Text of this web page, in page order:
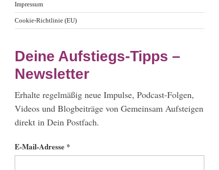
Impressum
Cookie-Richtlinie (EU)
Deine Aufstiegs-Tipps –
Newsletter
Erhalte regelmäßig neue Impulse, Podcast-Folgen,
Videos und Blogbeiträge von Gemeinsam Aufsteigen
direkt in Dein Postfach.
E-Mail-Adresse *